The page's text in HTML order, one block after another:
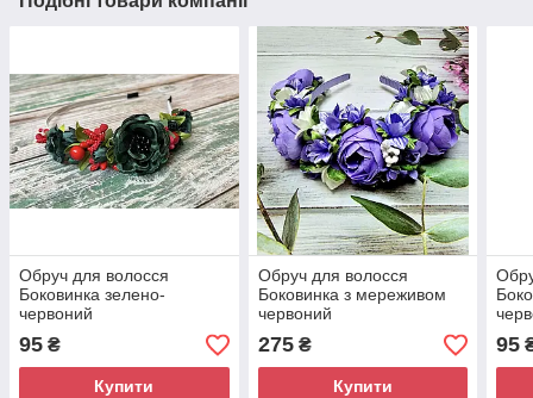
Обруч для волосся
Боковинка зелено-
червоний
95 ₴
Купити
Обруч для волосся
Боковинка з мереживом
червоний
275₴
Купити
95